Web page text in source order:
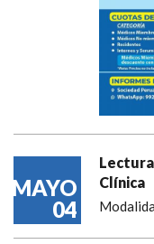
MAYO
04
Clínica